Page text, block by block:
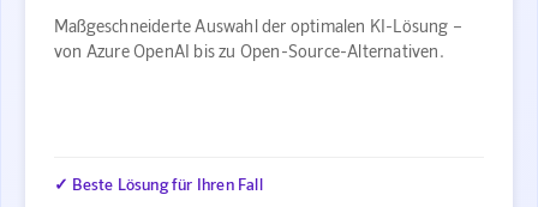
Maßgeschneiderte Auswahl der optimalen KI-Lösung –
von Azure OpenAI bis zu Open-Source-Alternativen.
✓ Beste Lösung für Ihren Fall